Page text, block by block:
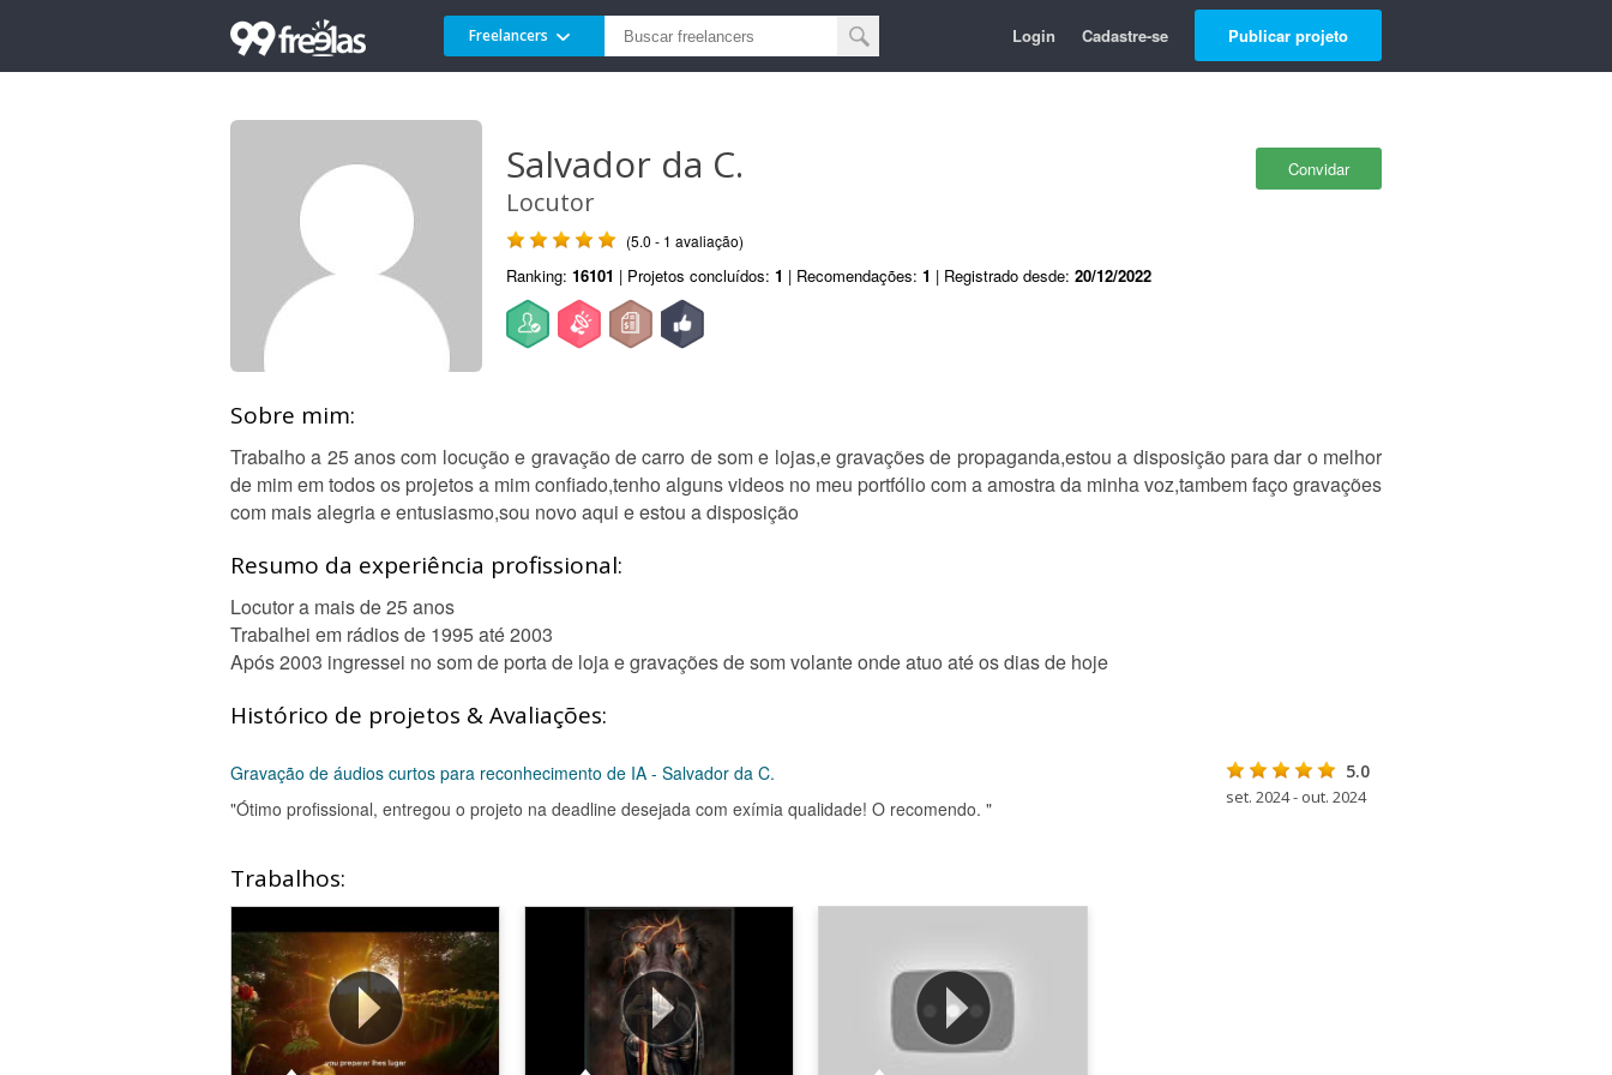
Freelancers Login Cadastre-se Publicar projeto
Convidar
Salvador da C.
Locutor
(5.0 - 1 avaliação)
Ranking: 16101 | Projetos concluídos: 1 | Recomendações: 1 | Registrado desde: 20/12/2022
Sobre mim:
Trabalho a 25 anos com locução e gravação de carro de som e lojas,e gravações de propaganda,estou a disposição para dar o melhor
de mim em todos os projetos a mim confiado,tenho alguns videos no meu portfólio com a amostra da minha voz,tambem faço gravações
com mais alegria e entusiasmo,sou novo aqui e estou a disposição
Resumo da experiência profissional:
Locutor a mais de 25 anos
Trabalhei em rádios de 1995 até 2003
Após 2003 ingressei no som de porta de loja e gravações de som volante onde atuo até os dias de hoje
Histórico de projetos & Avaliações:
Gravação de áudios curtos para reconhecimento de IA - Salvador da C.
"Ótimo profissional, entregou o projeto na deadline desejada com exímia qualidade! O recomendo. "
5.0
set. 2024 - out. 2024
Trabalhos: